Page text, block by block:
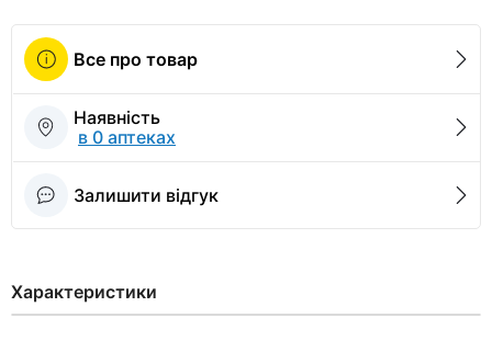
Все про товар
Наявність
в 0 аптеках
Залишити відгук
Характеристики